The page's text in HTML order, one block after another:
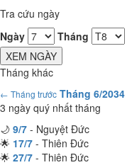
Tra cứu ngày
Ngày
Tháng
XEM NGÀY
Tháng khác
← Tháng trước Tháng 6/2034
3 ngày quý nhất tháng
🌙 9/7 - Nguyệt Đức
🌟 17/7 - Thiên Đức
🌟 27/7 - Thiên Đức